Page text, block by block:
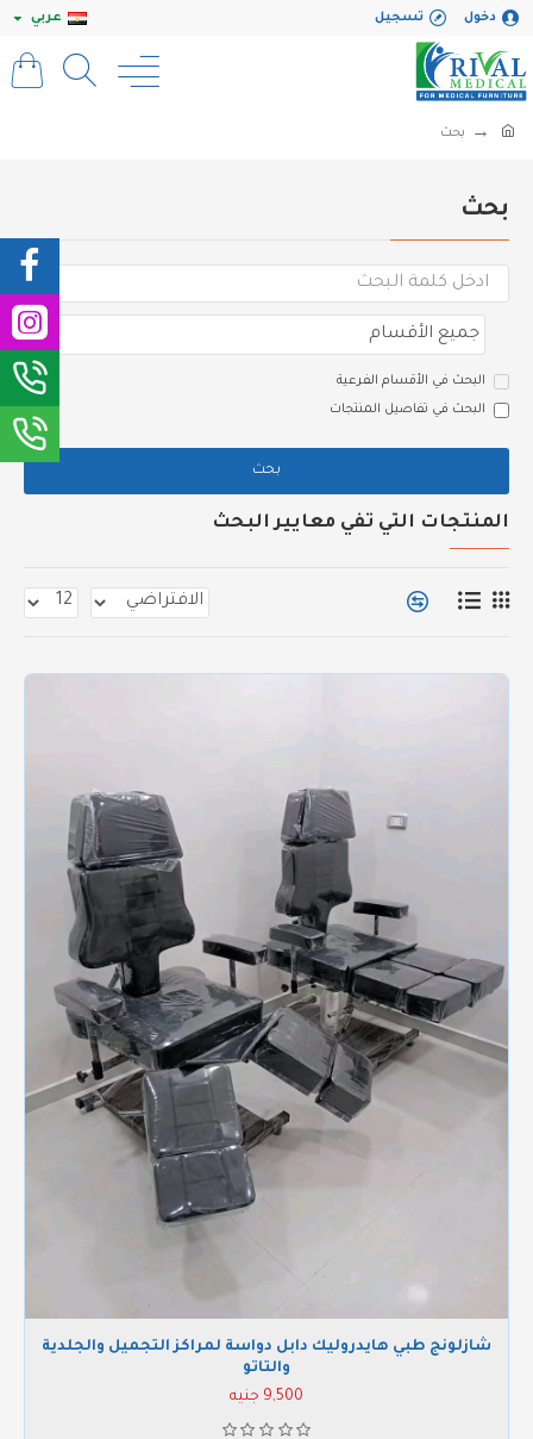
دخول تسجيل عربي
بحث
بحث
البحث في الأقسام الفرعية
البحث في تفاصيل المنتجات
بحث
المنتجات التي تفي معايير البحث
شازلونج طبي هايدروليك دابل دواسة لمراكز التجميل والجلدية
والتاتو
9,500 جنيه